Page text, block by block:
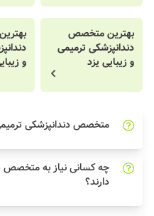
بهترین متخصص
دندانپزشکی ترمیمی
و زیبایی یزد
و
متخصص دندانپزشکی
چه کسانی نیاز به متخصص
دارند؟